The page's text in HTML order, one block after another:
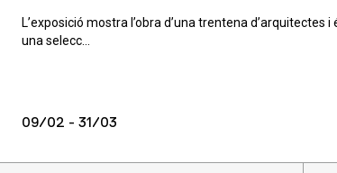
L’exposició mostra l’obra d’una trentena
una selecc...
09/02 - 31/03